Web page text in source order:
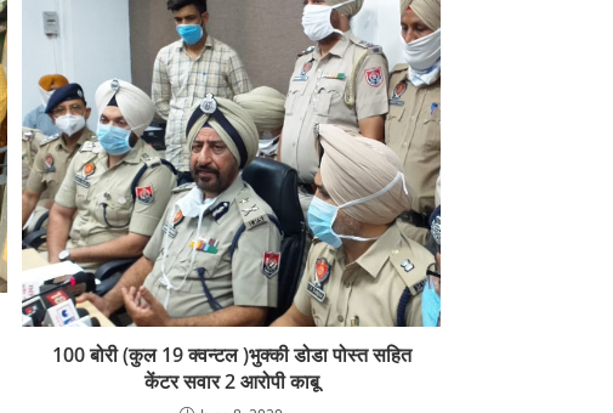
100 बोरी (कुल 19 क्वन्टल )भुक्की डोडा पोस्त सहित
केंटर सवार 2 आरोपी काबू